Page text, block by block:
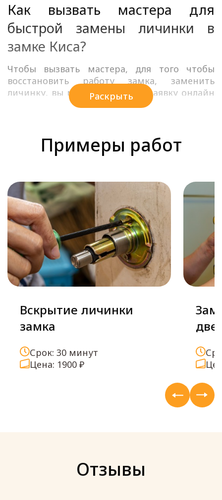
Как вызвать мастера для
быстрой замены личинки в
замке Киса?
Чтобы вызвать мастера, для того чтобы
восстановить работу замка, заменить
личинку, вы можете оставить заявку онлайн
или связаться с нашими менеджерами по
возникшие вопросы.
Раскрыть
Примеры работ
Вскрытие личинки
замка
Срок: 30 минут
Цена: 1900 ₽
Отзывы